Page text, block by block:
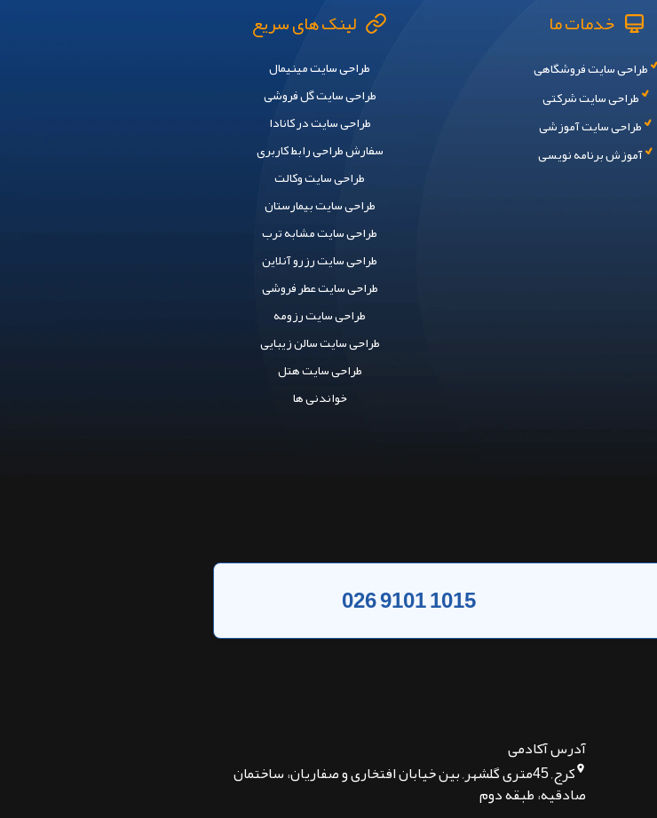
خدمات ما
طراحی سایت فروشگاهی
طراحی سایت شرکتی
طراحی سایت آموزشی
آموزش برنامه نویسی
لینک های سریع
طراحی سایت مینیمال
طراحی سایت گل فروشی
طراحی سایت در کانادا
سفارش طراحی رابط کاربری
طراحی سایت وکالت
طراحی سایت بیمارستان
طراحی سایت مشابه ترب
طراحی سایت رزرو آنلاین
طراحی سایت عطر فروشی
طراحی سایت رزومه
طراحی سایت سالن زیبایی
طراحی سایت هتل
خواندنی ها
026 9101 1015
آدرس آکادمی
کرج, 45متری گلشهر, بین خیابان افتخاری و صفاریان، ساختمان
صادقیه، طبقه دوم